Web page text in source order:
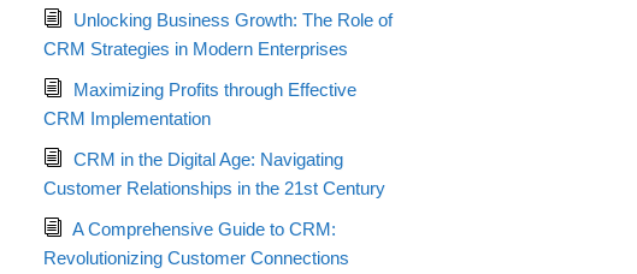
Unlocking Business Growth: The Role of
CRM Strategies in Modern Enterprises
Maximizing Profits through Effective
CRM Implementation
CRM in the Digital Age: Navigating
Customer Relationships in the 21st Century
A Comprehensive Guide to CRM:
Revolutionizing Customer Connections